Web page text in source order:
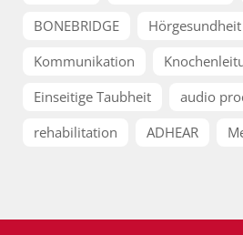
BONEBRIDGE
Hörgesundheit
Kommunikation
Einseitige Taubheit
audio
rehabilitation
ADHEAR